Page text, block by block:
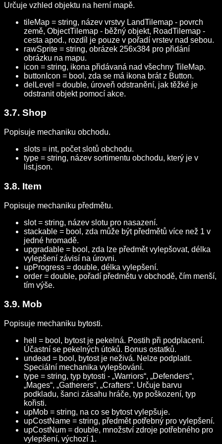
Určuje vzhled objektu na herní mapě.
tileMap = string, název vrstvy LandTilemap - povrch
země, ObjectTilemap - běžný objekt, RoadTilemap -
cesta apod., rozdíl je pouze v pořadí vrstev nad sebou.
rawSprite = string, obrázek 256x384 pro přidání
obrázku na mapu.
icon = string, ikona přidávaná nad všechny TileMap.
buttonIcon = bool, zda se má ikona brát z Button.
delLevel = double, úroveň odstranění, jak těžké je
odstranit objekt pomocí akce.
3.7. Shop
Popisuje mechaniku obchodu.
slots = int, počet slotů obchodu.
type = string, název sortimentu obchodu, který je v
list.json.
3.8. Item
Popisuje mechaniku předmětu.
slot = string, název slotu pro nasazení.
stackable = bool, zda může být předmětů více než 1 v
jedné hromadě.
upgradable = bool, zda lze předmět vylepšovat, délka
vylepšení závisí na úrovni.
upProgress = double, délka vylepšení.
order = double, pořadí předmětu v obchodě, čím menší,
tím výše.
3.9. Mob
Popisuje mechaniku bytosti.
hell = bool, bytost je pekelná. Postih při podplacení.
Účastní se pekelných útoků. Bonus ostatků.
undead = bool, bytost je neživá. Nelze podplatit.
Speciální mechanika vylepšování.
type = string, typ bytosti - „Warriors“, „Defenders“,
„Mages“, „Gatherers“, „Crafters“. Určuje barvu
podkladu, šanci zásahu hráče, typ poškození, typ
kořisti.
upMob = string, na co se bytost vylepšuje.
upCostName = string, předmět potřebný pro vylepšení.
upCostNum = double, množství zdroje potřebného pro
vylepšení, výchozí 1.